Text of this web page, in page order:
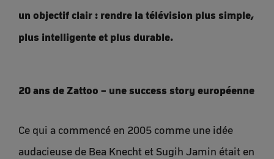
un objectif clair : rendre la télévision plus simple,
plus intelligente et plus durable.
20 ans de Zattoo – une success story européenne
Ce qui a commencé en 2005 comme une idée
audacieuse de Bea Knecht et Sugih Jamin était en